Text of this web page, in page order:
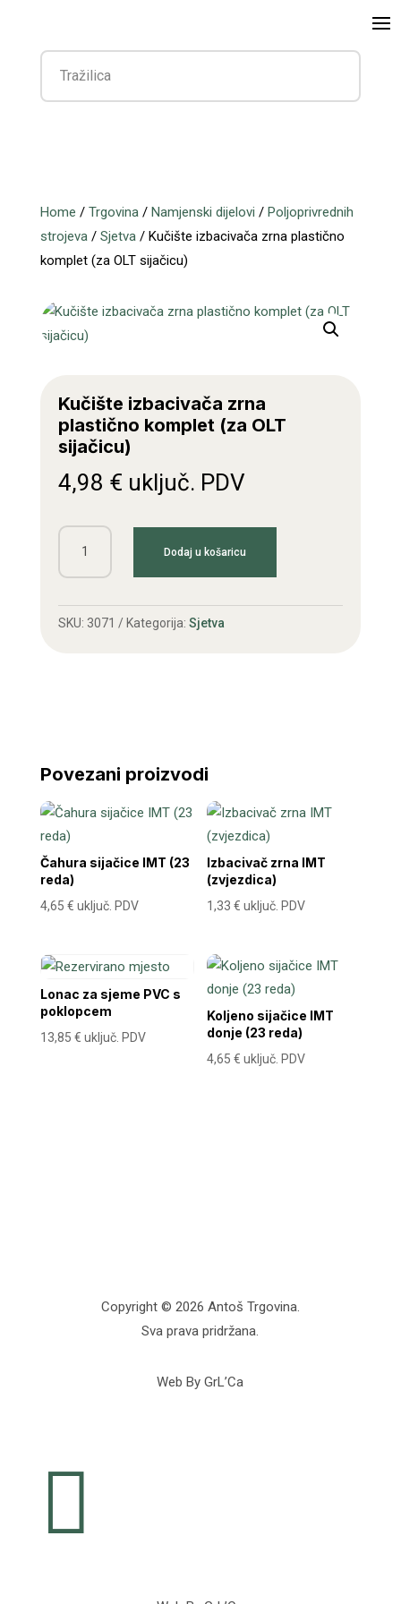
Home / Trgovina/ Namjenski dijelovi / Poljoprivrednih
strojeva/ Sjetva/ Kučište izbacivača zrna plastično
komplet (za OLT sijačicu)
Kučište izbacivača zrna
plastično komplet (za OLT
sijačicu)
4,98 € uključ. PDV
Kučište
izbacivača
plastično
komplet
Dodaj u košaricu
SKU: 3071 Kategorija: Sjetva
Povezani proizvodi
Čahura sijačice IMT (23
reda)
4,65 € uključ. PDV
Izbacivač zrna IMT
(zvjezdica)
1,33€ uključ. PDV
Lonac za sjeme PVC s
poklopcem
13,85 € uključ. PDV
Koljeno sijačice IMT
donje (23 reda)
4,65€ uključ. PDV
Copyright © 2026 Antoš Trgovina.
Sva prava pridržana.
Web By GrL’Ca
